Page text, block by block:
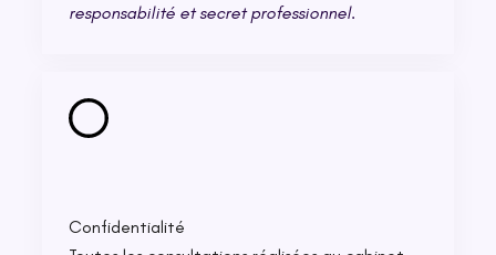
responsabilité et secret professionnel.
Confidentialité